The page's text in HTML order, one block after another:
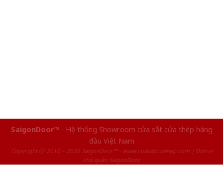
SaigonDoor™ - Hệ thống Showroom cửa sắt cửa thép hàng
đầu Việt Nam
Copyright ⓒ 2016 – 2026 SaigonDoor™ - www.cuasatcuathep.com | Đơn vị
chủ quản SaigonDoor